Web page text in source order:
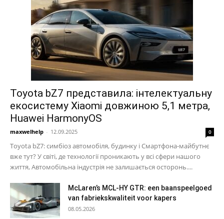
Toyota bZ7 представила: інтелектуальну
екосистему Xiaomi довжиною 5,1 метра,
Huawei HarmonyOS
maxwelhelp - 12.09.2025 0
Toyota bZ7: симбіоз автомобіля, будинку і Смартфона-майбутнє
вже тут? У світі, де технології проникають у всі сфери нашого
життя, Автомобільна індустрія не залишається осторонь....
McLaren’s MCL-HY GTR: een baanspeelgoed
van fabriekskwaliteit voor kapers
08.05.2026